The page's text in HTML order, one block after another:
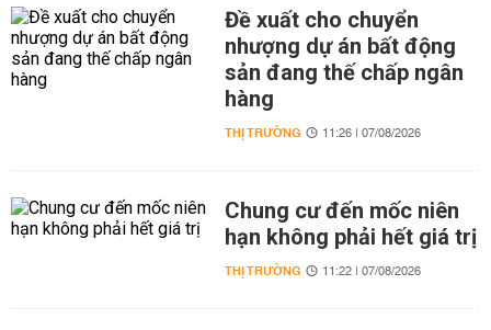
Đề xuất cho chuyển
nhượng dự án bất động
sản đang thế chấp ngân
hàng
THỊ TRƯỜNG 11:26 | 07/08/2026
Chung cư đến mốc niên
hạn không phải hết giá trị
THỊ TRƯỜNG 11:22 | 07/08/2026